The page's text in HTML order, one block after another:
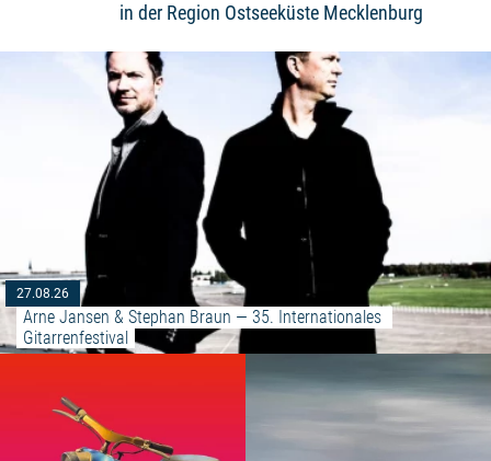
in der Region Ostseeküste Mecklenburg
27.08.26
Arne Jansen & Stephan Braun — 35. Internationales
Gitarrenfestival